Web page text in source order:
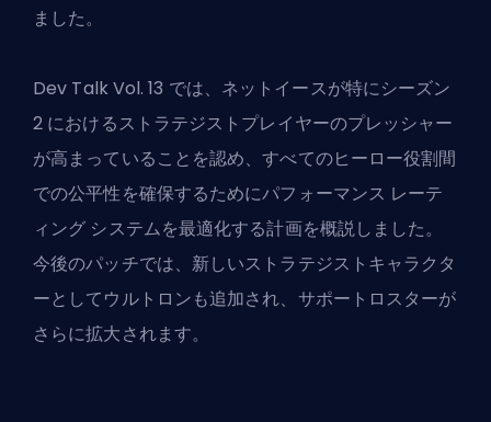
ました。
Dev Talk Vol. 13 では、ネットイースが特にシーズン
2 におけるストラテジストプレイヤーのプレッシャー
が高まっていることを認め、すべてのヒーロー役割間
での公平性を確保するためにパフォーマンス レーテ
ィング システムを最適化する計画を概説しました。
今後のパッチでは、新しいストラテジストキャラクタ
ーとしてウルトロンも追加され、サポートロスターが
さらに拡大されます。